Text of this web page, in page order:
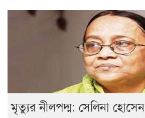
মৃত্যুর নীলপদ্ম: সেলিনা হোসেন